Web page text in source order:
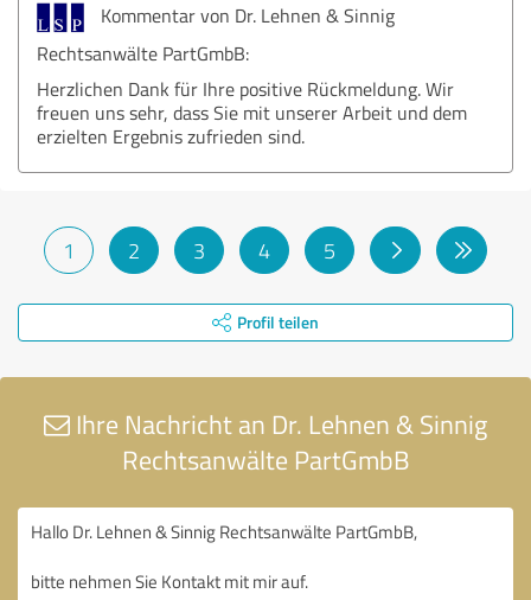
Kommentar von Dr. Lehnen & Sinnig
Rechtsanwälte PartGmbB:
Herzlichen Dank für Ihre positive Rückmeldung. Wir
freuen uns sehr, dass Sie mit unserer Arbeit und dem
erzielten Ergebnis zufrieden sind.
1 2 3 4 5
Profil teilen
Ihre Nachricht an Dr. Lehnen & Sinnig
Rechtsanwälte PartGmbB